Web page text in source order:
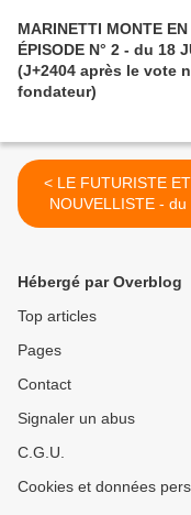
MARINETTI MONTE EN AVION :
ÉPISODE N° 2 - du 18
(J+2404 après le vote
fondateur)
< LE FUTURISTE ET LE
NOUVELLISTE - du
JUILLET 2015
Hébergé par Overblog
Top articles
Pages
Contact
Signaler un abus
C.G.U.
Cookies et données